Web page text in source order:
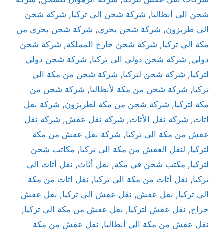
شحن الى أنطاليا, شركة شحن الى تركيا, شركة شحن
الى طربزون, شركة شحن بحري, شركة شحن بحري من
مكة الي تركيا, شركة شحن خارج المملكة, شركة شحن
دولي, شركة شحن دولي الى تركيا, شركة شحن دولي
لتركيا, شركة شحن لتركيا, شركة شحن من مكة الي
تركيا, شركة شحن من مكة لأنطاليا, شركة شحن من
مكة لتركيا, شركة شحن من مكة لطربزون, شركة نقل
اثاث, شركة نقل الأثاث, شركة نقل عفش, شركة نقل
عفش من مكة الى تركيا, شركة نقل عفش من مكة
لتركيا, لنقل العفش من مكة الى تركيا, مكاتب شحن
لتركيا, مكتب شحن في مكة, نقل أثاث, نقل أثاث الى
تركيا, نقل أثاث من مكة الى تركيا, نقل اثاث من مكة
الي تركيا, نقل عفش, نقل عفش الى تركيا, نقل عفش
حراج, نقل عفش لتركيا, نقل عفش من مكة الى تركيا,
نقل عفش من مكة الي أنطاليا, نقل عفش من مكة